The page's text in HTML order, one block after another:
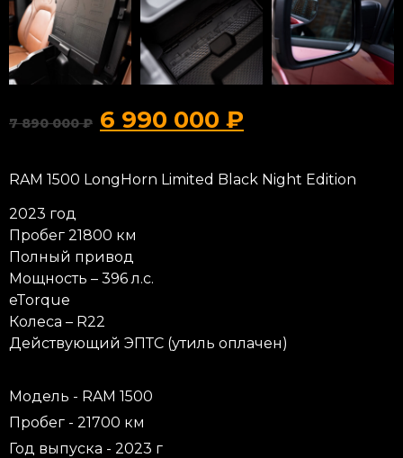
7 890 000₽ 6 990 000 ₽
RAM 1500 LongHorn Limited Black Night Edition
2023 год
Пробег 21800 км
Полный привод
Мощность – 396 л.с.
eTorque
Колеса – R22
Действующий ЭПТС (утиль оплачен)
Модель - RAM 1500
Пробег - 21700 км
Год выпуска - 2023 г